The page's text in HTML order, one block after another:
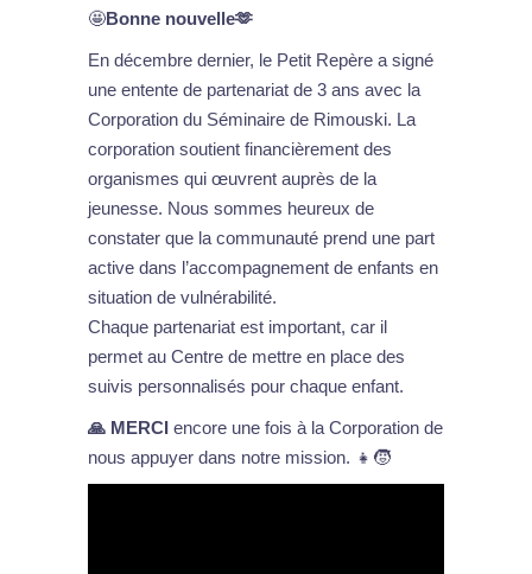
🤩Bonne nouvelle🫶
En décembre dernier, le Petit Repère a signé
une entente de partenariat de 3 ans avec la
Corporation du Séminaire de Rimouski. La
corporation soutient financièrement des
organismes qui œuvrent auprès de la
jeunesse. Nous sommes heureux de
constater que la communauté prend une part
active dans l’accompagnement de enfants en
situation de vulnérabilité.
Chaque partenariat est important, car il
permet au Centre de mettre en place des
suivis personnalisés pour chaque enfant.
🙏 MERCI encore une fois à la Corporation de
nous appuyer dans notre mission. 👧🧒